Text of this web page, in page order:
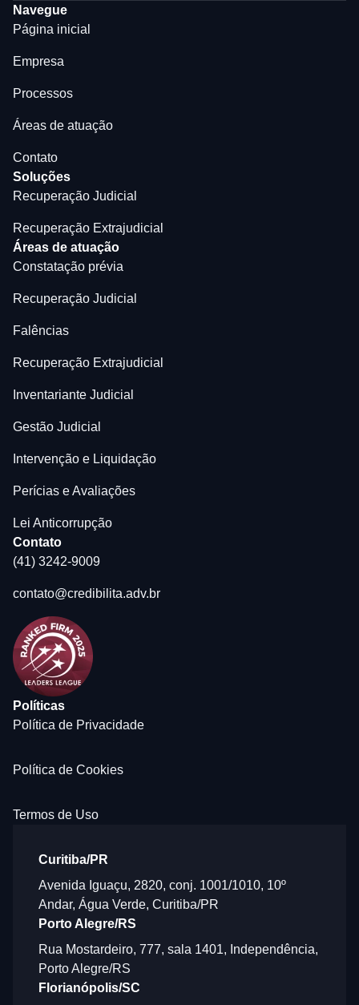
Navegue
Página inicial
Empresa
Processos
Áreas de atuação
Contato
Soluções
Recuperação Judicial
Recuperação Extrajudicial
Áreas de atuação
Constatação prévia
Recuperação Judicial
Falências
Recuperação Extrajudicial
Inventariante Judicial
Gestão Judicial
Intervenção e Liquidação
Perícias e Avaliações
Lei Anticorrupção
Contato
(41) 3242-9009
contato@credibilita.adv.br
Políticas
Política de Privacidade
Política de Cookies
Termos de Uso
Curitiba/PR
Avenida Iguaçu, 2820, conj. 1001/1010, 10º
Andar, Água Verde, Curitiba/PR
Porto Alegre/RS
Rua Mostardeiro, 777, sala 1401, Independência,
Porto Alegre/RS
Florianópolis/SC